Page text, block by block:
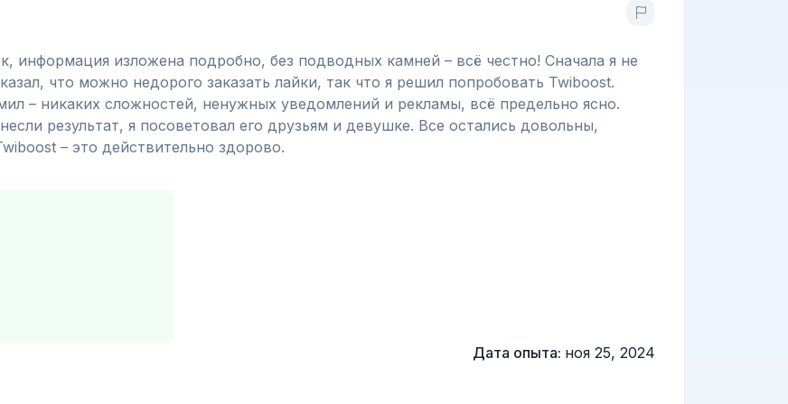
информация изложена подробно, без подводных камней – всё честно! Сначала я не
что можно недорого заказать лайки, так что я решил попробовать Twiboost.
– никаких сложностей, ненужных уведомлений и рекламы, всё предельно ясно.
результат, я посоветовал его друзьям и девушке. Все остались довольны,
– это действительно здорово.
Дата опыта: ноя 25, 2024